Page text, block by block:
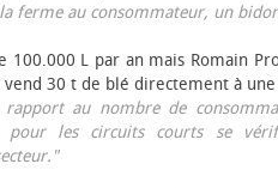
ferme au consommateur, un
100.000 L par an mais Romain
30 t de blé directement à
rapport au nombre de
pour les circuits courts se